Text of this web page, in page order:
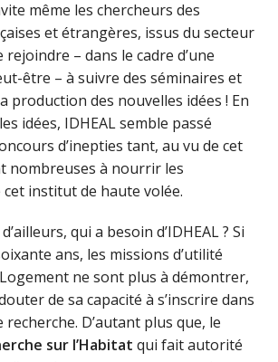
même les chercheurs des
et étrangères, issus du secteur
– dans le cadre d’une
être – à suivre des séminaires et
production des nouvelles idées ! En
idées, IDHEAL semble passé
d’inepties tant, au vu de cet
nombreuses à nourrir les
cet institut de haute volée.
qui a besoin d’IDHEAL ? Si
ans, les missions d’utilité
Logement ne sont plus à démontrer,
de sa capacité à s’inscrire dans
recherche. D’autant plus que, le
sur l’Habitat qui fait autorité